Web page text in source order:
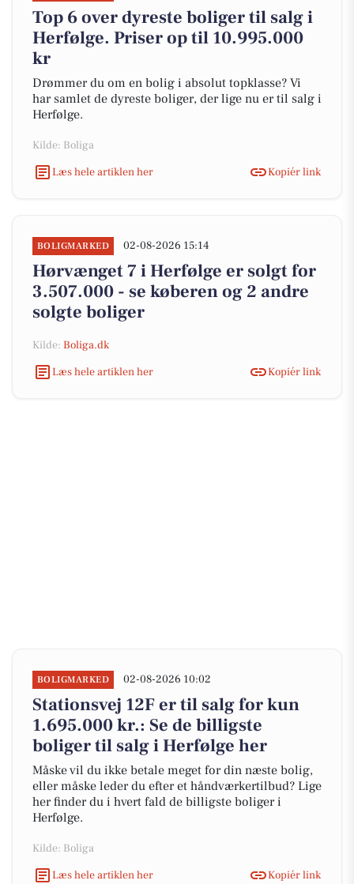
Top 6 over dyreste boliger til salg i
Herfølge. Priser op til 10.995.000
kr
Drømmer du om en bolig i absolut topklasse? Vi
har samlet de dyreste boliger, der lige nu er til salg i
Herfølge.
Kilde: Boliga
Læs hele artiklen her
Kopiér link
BOLIGMARKED 02-08-2026 15:14
Hørvænget 7 i Herfølge er solgt for
3.507.000 - se køberen og 2 andre
solgte boliger
Kilde: Boliga.dk
Læs hele artiklen her
Kopiér link
BOLIGMARKED 02-08-2026 10:02
Stationsvej 12F er til salg for kun
1.695.000 kr.: Se de billigste
boliger til salg i Herfølge her
Måske vil du ikke betale meget for din næste bolig,
eller måske leder du efter et håndværkertilbud? Lige
her finder du i hvert fald de billigste boliger i
Herfølge.
Kilde: Boliga
Læs hele artiklen her
Kopiér link